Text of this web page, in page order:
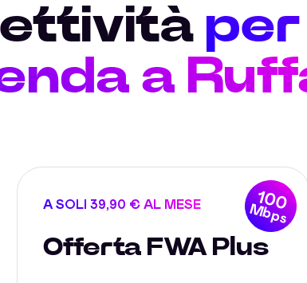
per
a
100
Mbps
A SOLI 39,90 € AL MESE
Offerta FWA Plus